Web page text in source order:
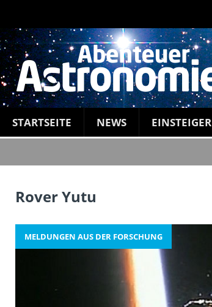
STARTSEITE NEWS EINSTEIGER
Rover Yutu
MELDUNGEN AUS DER FORSCHUNG